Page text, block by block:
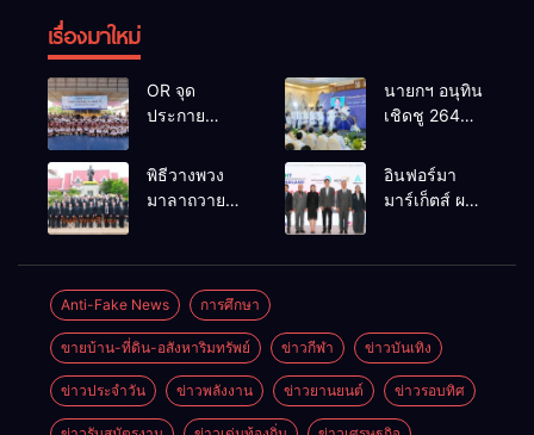
เรื่องมาใหม่
OR จุด
ประกาย
เยาวชน ผ่าน
นายกฯ อนุทิน
เชิดชู 264
บ้านยอดเยี่ยม
มอบแหนบ
เกียรติยศแห่ง
พิธีวางพวง
มาลาถวาย
2569 และ
การแข่งขัน
ฟุตบอลวันรพี
เพื่อเชื่อม
ความสัมพันธ์
อันดีของ
อินฟอร์มา
มาร์เก็ตส์ ผนึก
Thailand
2026 เชื่อม 4
งานใหญ่
สร้างโอกาส
Anti-Fake News การศึกษา
ขายบ้าน-ที่ดิน-อสังหาริมทรัพย์ ข่าวกีฬา ข่าวบันเทิง
ข่าวประจำวัน ข่าวพลังงาน ข่าวยานยนต์ ข่าวรอบทิศ